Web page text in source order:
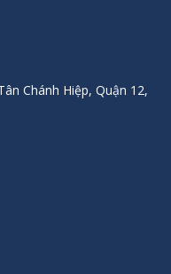
Chánh Hiệp, Quận 12,